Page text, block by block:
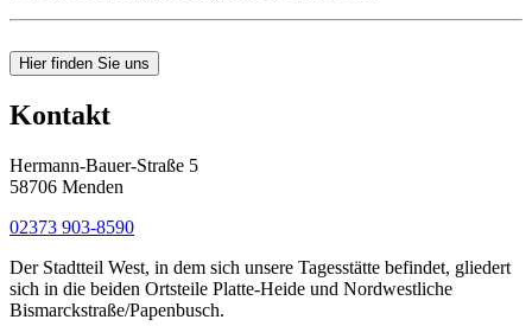
Hier finden Sie uns
Kontakt
Hermann-Bauer-Straße 5
58706 Menden
02373 903-8590
Der Stadtteil West, in dem sich unsere Tagesstätte befindet, gliedert
sich in die beiden Ortsteile Platte-Heide und Nordwestliche
Bismarckstraße/Papenbusch.